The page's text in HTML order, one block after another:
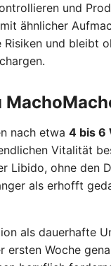
und
ähnlicher
und bleibt
nach etwa 4 bis 6
Vitalität
Libido, ohne den
als erhofft
als dauerhafte
Woche